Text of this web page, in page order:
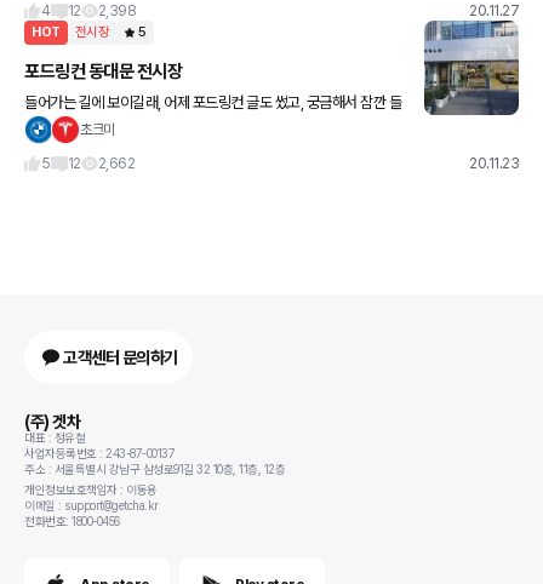
4
12 2,398 20.11.27
HOT 전시장 5
포드링컨 동대문 전시장
들어가는 길에 보이길래, 어제 포드링컨 글도 썼고, 궁금해서 잠깐 들
렀네요. 에비에이터, 커세어, 익스플로러, 등등.. 관심있던 차는 다 있
초크미
5
12 2,662 20.11.23
고객센터 문의하기
(주) 겟차
대표 : 정유철
사업자등록번호 : 243-87-00137
주소 : 서울특별시 강남구 삼성로91길 32 10층, 11층, 12층
개인정보보호책임자 : 이동용
이메일 : support@getcha.kr
전화번호: 1800-0456